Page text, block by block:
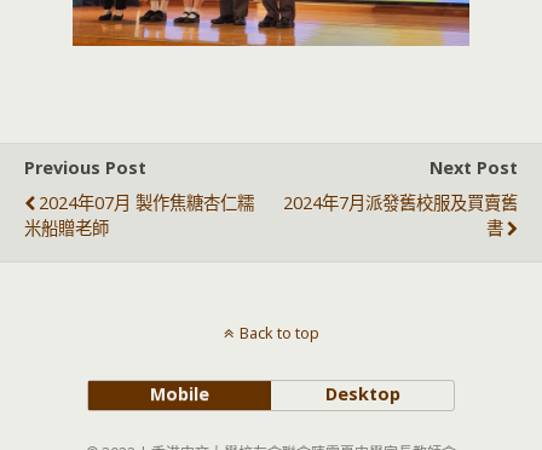
Previous Post
2024年07月 製作焦糖杏仁糯
米船贈老師
Next Post
2024年7月派發舊校服及買賣舊
書
Back to top
Mobile Desktop